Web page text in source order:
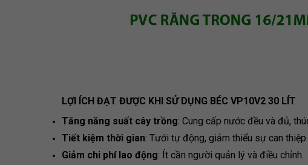
LỢI ÍCH ĐẠT ĐƯỢC KHI SỬ DỤNG BÉC VP10V2 30 LÍT
Tăng năng suất cây trồng: Cung cấp nước đều và đủ,
Tiết kiệm thời gian: Tưới tự động, giảm thiểu sự can
Giảm chi phí lao động: Ít cần người quản lý và điều chỉnh.